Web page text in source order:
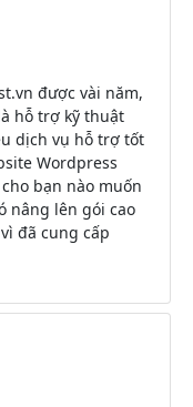
được vài năm,
hỗ trợ kỹ thuật
dịch vụ hỗ trợ tốt
Wordpress
bạn nào muốn
nâng lên gói cao
đã cung cấp